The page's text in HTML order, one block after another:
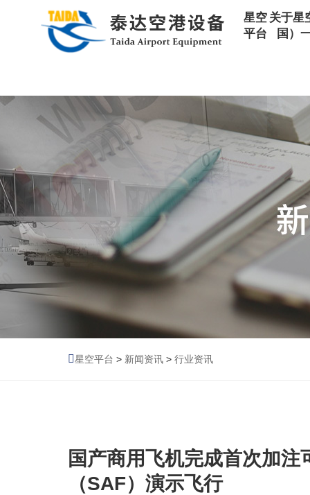
星空平台
星空
平台
关于星
国）
星空平台 > 新闻资讯 > 行业资讯
国产商用飞机完成首次加注
（SAF）演示飞行